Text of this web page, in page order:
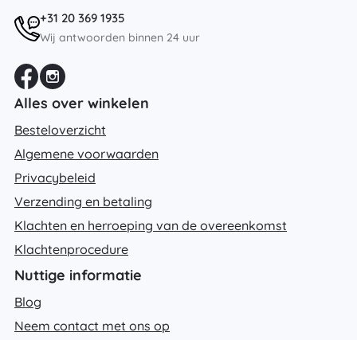
+31 20 369 1935
Wij antwoorden binnen 24 uur
Alles over winkelen
Besteloverzicht
Algemene voorwaarden
Privacybeleid
Verzending en betaling
Klachten en herroeping van de overeenkomst
Klachtenprocedure
Nuttige informatie
Blog
Neem contact met ons op